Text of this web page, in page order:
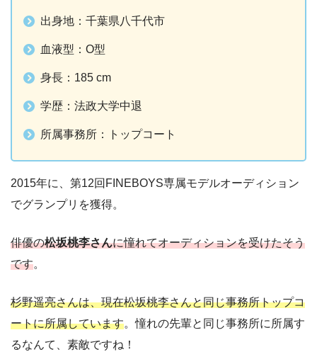
出身地：千葉県八千代市
血液型：O型
身長：185 cm
学歴：法政大学中退
所属事務所：トップコート
2015年に、第12回FINEBOYS専属モデルオーディション
でグランプリを獲得。
俳優の松坂桃李さんに憧れてオーディションを受けたそう
です。
杉野遥亮さんは、現在松坂桃李さんと同じ事務所トップコ
ートに所属しています。憧れの先輩と同じ事務所に所属す
るなんて、素敵ですね！